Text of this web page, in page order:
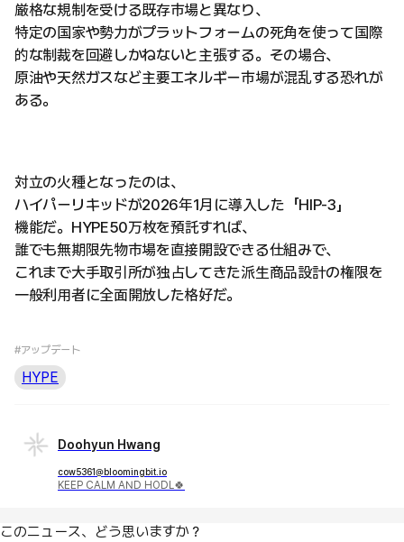
厳格な規制を受ける既存市場と異なり、
特定の国家や勢力がプラットフォームの死角を使って国際
的な制裁を回避しかねないと主張する。その場合、
原油や天然ガスなど主要エネルギー市場が混乱する恐れが
ある。
対立の火種となったのは、
ハイパーリキッドが2026年1月に導入した「HIP-3」
機能だ。HYPE50万枚を預託すれば、
誰でも無期限先物市場を直接開設できる仕組みで、
これまで大手取引所が独占してきた派生商品設計の権限を
一般利用者に全面開放した格好だ。
#アップデート
HYPE
Doohyun Hwang
cow5361@bloomingbit.io
KEEP CALM AND HODL🍀
このニュース、どう思いますか？